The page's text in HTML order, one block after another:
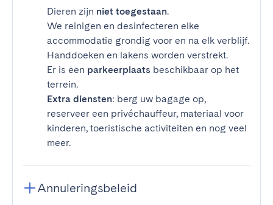
Dieren zijn niet toegestaan.
We reinigen en desinfecteren elke
accommodatie grondig voor en na elk verblijf.
Handdoeken en lakens worden verstrekt.
Er is een parkeerplaats beschikbaar op het
terrein.
Extra diensten: berg uw bagage op,
reserveer een privéchauffeur, materiaal voor
kinderen, toeristische activiteiten en nog veel
meer.
Annuleringsbeleid